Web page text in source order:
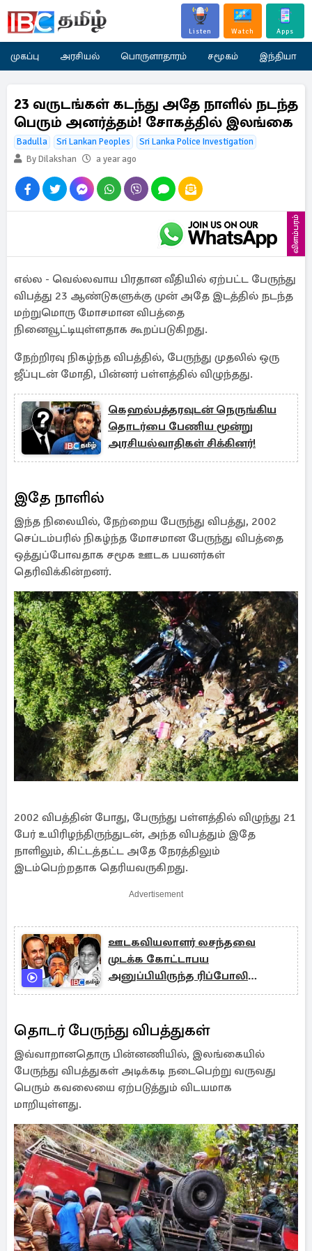
Listen Watch Apps
முகப்பு அரசியல் பொருளாதாரம் சமூகம் இந்தியா
23 வருடங்கள் கடந்து அதே நாளில் நடந்த
பெரும் அனர்த்தம்! சோகத்தில் இலங்கை
Badulla Sri Lankan Peoples
Sri Lanka Police Investigation
By Dilakshan
a year ago
விளம்பரம்
எல்ல - வெல்லவாய பிரதான வீதியில் ஏற்பட்ட பேருந்து
விபத்து 23 ஆண்டுகளுக்கு முன் அதே இடத்தில் நடந்த
மற்றுமொரு மோசமான விபத்தை
நினைவூட்டியுள்ளதாக கூறப்படுகிறது.
நேற்றிரவு நிகழ்ந்த விபத்தில், பேருந்து முதலில் ஒரு
ஜீப்புடன் மோதி, பின்னர் பள்ளத்தில் விழுந்தது.
கெஹல்பத்தரவுடன் நெருங்கிய
தொடர்பை பேணிய மூன்று
அரசியல்வாதிகள் சிக்கினர்!
இதே நாளில்
இந்த நிலையில், நேற்றைய பேருந்து விபத்து, 2002
செப்டம்பரில் நிகழ்ந்த மோசமான பேருந்து விபத்தை
ஒத்துப்போவதாக சமூக ஊடக பயனர்கள்
தெரிவிக்கின்றனர்.
2002 விபத்தின் போது, பேருந்து பள்ளத்தில் விழுந்து 21
பேர் உயிரிழந்திருந்துடன், அந்த விபத்தும் இதே
நாளிலும், கிட்டத்தட்ட அதே நேரத்திலும்
இடம்பெற்றதாக தெரியவருகிறது.
Advertisement
ஊடகவியலாளர் லசந்தவை
முடக்க கோட்டாபய
அனுப்பியிருந்த ரிப்போலி
படைப்பிரிவு!
தொடர் பேருந்து விபத்துகள்
இவ்வாறானதொரு பின்னணியில், இலங்கையில்
பேருந்து விபத்துகள் அடிக்கடி நடைபெற்று வருவது
பெரும் கவலையை ஏற்படுத்தும் விடயமாக
மாறியுள்ளது.